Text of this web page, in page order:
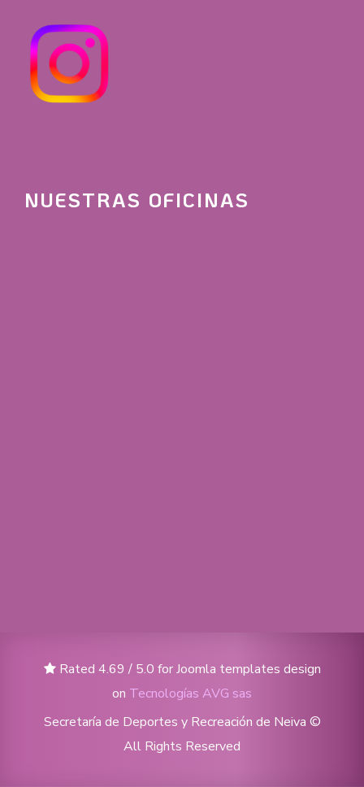
NUESTRAS OFICINAS
Rated 4.69 / 5.0 for Joomla templates design
on Tecnologías AVG sas
Secretaría de Deportes y Recreación de Neiva ©
All Rights Reserved